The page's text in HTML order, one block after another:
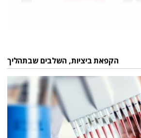
הקפאת ביציות, השלבים שבתהליך